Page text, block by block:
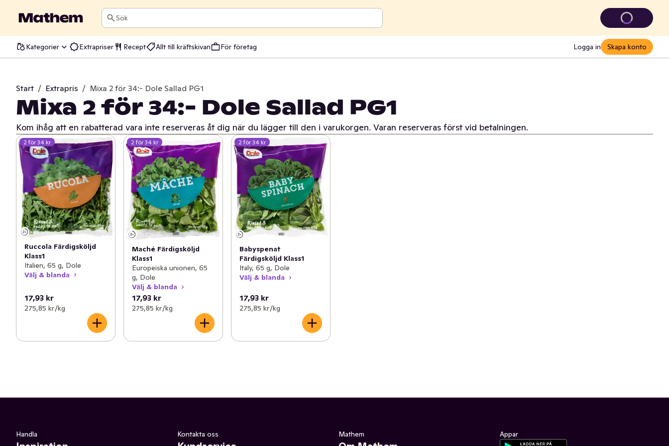
Sök
Kategorier Extrapriser Recept Allt till kräftskivan För företag Logga in Skapa konto
Start / Extrapris / Mixa 2 för 34:- Dole Sallad PG1
Mixa 2 för 34:- Dole Sallad PG1
Kom ihåg att en rabatterad vara inte reserveras åt dig när du lägger till den i varukorgen. Varan reserveras först vid betalningen.
2 för 34 kr
Ruccola Färdigsköljd
Klass1
Italien, 65 g, Dole
Välj & blanda
17,93 kr
275,85 kr /kg
2 för 34 kr
Maché Färdigsköljd
Klass1
Europeiska unionen, 65
g, Dole
Välj & blanda
17,93 kr
275,85 kr /kg
2 för 34 kr
Babyspenat
Färdigsköljd Klass1
Italy, 65 g, Dole
Välj & blanda
17,93 kr
275,85 kr /kg
Handla Kontakta oss Mathem Appar